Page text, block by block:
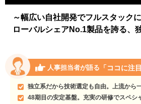
～幅広い自社開発でフルスタック
ローバルシェアNo.1製品を誇る、
人事担当者が語る 「ココに注
独立系だから技術選定も自由。上流から
48期目の安定基盤。充実の研修でスペシ